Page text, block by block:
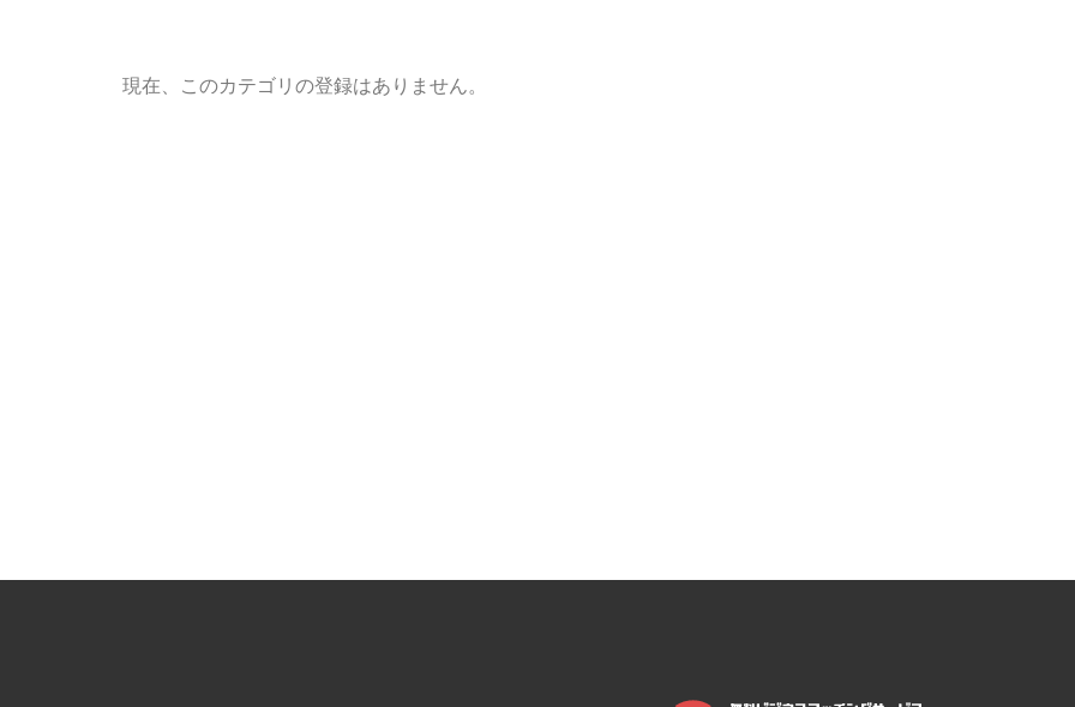
現在、このカテゴリの登録はありません。